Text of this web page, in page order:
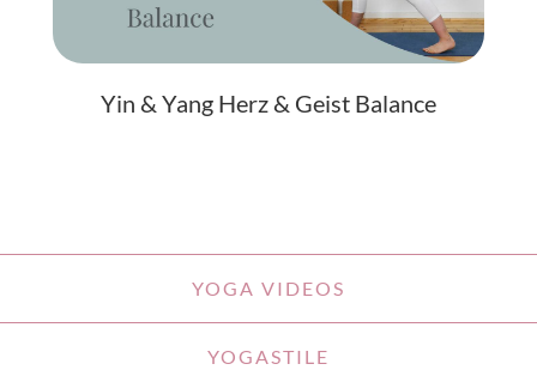
Yin & Yang Herz & Geist Balance
YOGA VIDEOS
YOGASTILE